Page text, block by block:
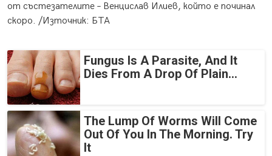
от състезателите – Венцислав Илиев, който е починал
скоро. /Източник: БТА
Fungus Is A Parasite, And It
Dies From A Drop Of Plain...
The Lump Of Worms Will Come
Out Of You In The Morning. Try
It